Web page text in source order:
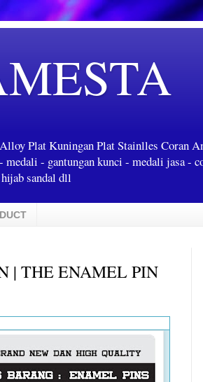
Plat Kuningan Plat Stainlles Coran
- gantungan kunci - medali jasa -
sandal dll
| THE ENAMEL PIN